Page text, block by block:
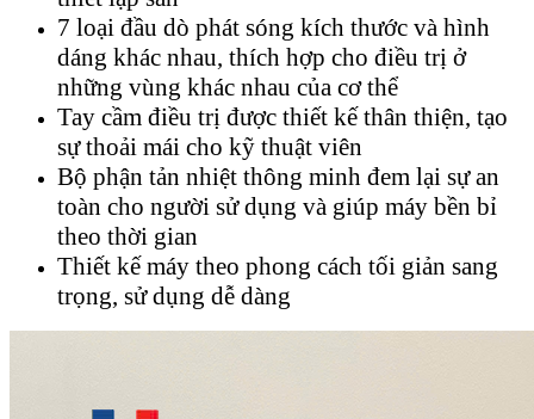
7 loại đầu dò phát sóng kích thước và hình
dáng khác nhau, thích hợp cho điều trị ở
những vùng khác nhau của cơ thể
Tay cầm điều trị được thiết kế thân thiện, tạo
sự thoải mái cho kỹ thuật viên
Bộ phận tản nhiệt thông minh đem lại sự an
toàn cho người sử dụng và giúp máy bền bỉ
theo thời gian
Thiết kế máy theo phong cách tối giản sang
trọng, sử dụng dễ dàng